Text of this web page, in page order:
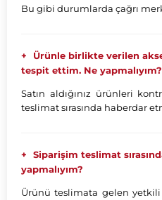
Bu gibi durumlarda çağrı
Ürünle birlikte verilen
tespit ettim. Ne yapmalıyım?
Satın aldığınız ürünleri
teslimat sırasında haberdar
Siparişim teslimat
yapmalıyım?
Ürünü teslimata gelen